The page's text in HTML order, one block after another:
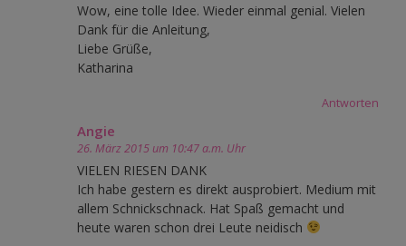
Wow, eine tolle Idee. Wieder einmal genial. Vielen
Dank für die Anleitung,
Liebe Grüße,
Katharina
Antworten
Angie
26. März 2015 um 10:47 a.m. Uhr
VIELEN RIESEN DANK
Ich habe gestern es direkt ausprobiert. Medium mit
allem Schnickschnack. Hat Spaß gemacht und
heute waren schon drei Leute neidisch